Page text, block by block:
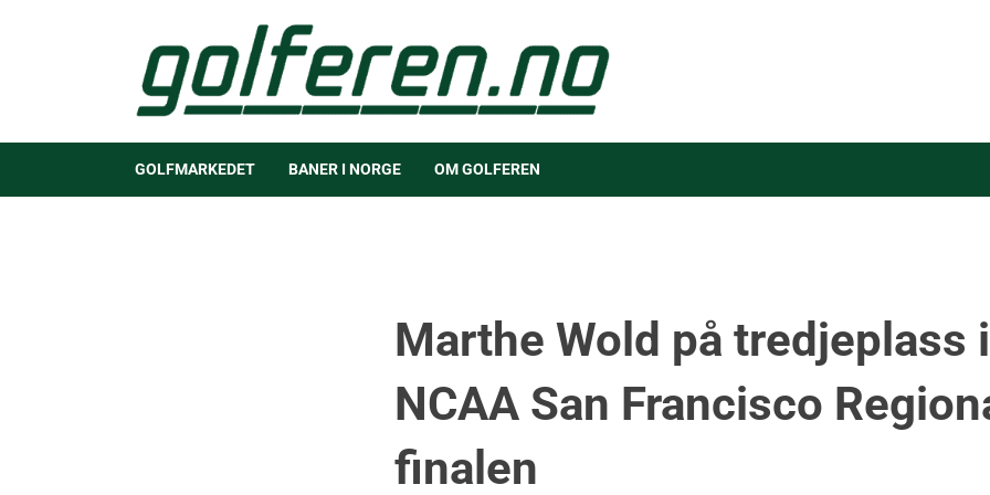
GOLFMARKEDET BANER I NORGE OM GOLFEREN
Marthe Wold på tredjeplass i
NCAA San Francisco
finalen